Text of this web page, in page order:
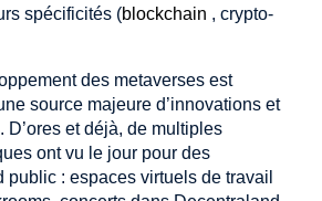
spécificités (blockchain , crypto-
des metaverses est
source majeure d’innovations et
D’ores et déjà, de multiples
ont vu le jour pour des
: espaces virtuels de travail